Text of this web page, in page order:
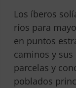
Los íberos
ríos para
en puntos
caminos y
parcelas y
poblados